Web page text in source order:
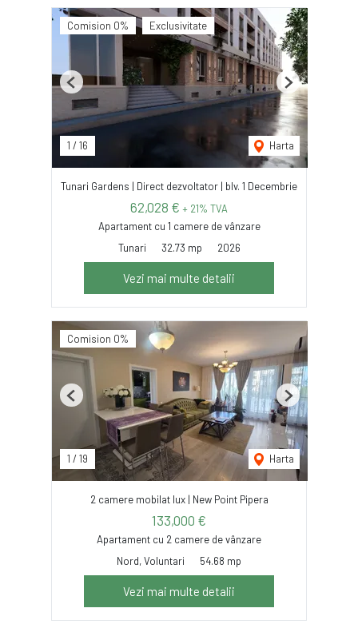
Comision 0% Exclusivitate
1 / 16 Harta
Previous Next
Tunari Gardens | Direct dezvoltator | blv. 1 Decembrie
62,028 € + 21% TVA
Apartament cu 1 camere de vânzare
Tunari
32.73 mp 2026
Vezi mai multe detalii
Comision 0%
1 / 19 Harta
Previous Next
2 camere mobilat lux | New Point Pipera
133,000 €
Apartament cu 2 camere de vânzare
Nord, Voluntari
54.68 mp
Vezi mai multe detalii